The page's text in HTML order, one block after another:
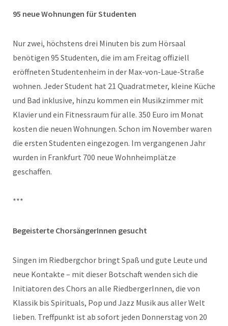
95 neue Wohnungen für Studenten
Nur zwei, höchstens drei Minuten bis zum Hörsaal
benötigen 95 Studenten, die im am Freitag offiziell
eröffneten Studentenheim in der Max-von-Laue-Straße
wohnen. Jeder Student hat 21 Quadratmeter, kleine Küche
und Bad inklusive, hinzu kommen ein Musikzimmer mit
Klavier und ein Fitnessraum für alle. 350 Euro im Monat
kosten die neuen Wohnungen. Schon im November waren
die ersten Studenten eingezogen. Im vergangenen Jahr
wurden in Frankfurt 700 neue Wohnheimplätze
geschaffen.
***
Begeisterte ChorsängerInnen gesucht
Singen im Riedbergchor bringt Spaß und gute Leute und
neue Kontakte – mit dieser Botschaft wenden sich die
Initiatoren des Chors an alle RiedbergerInnen, die von
Klassik bis Spirituals, Pop und Jazz Musik aus aller Welt
lieben. Treffpunkt ist ab sofort jeden Donnerstag von 20